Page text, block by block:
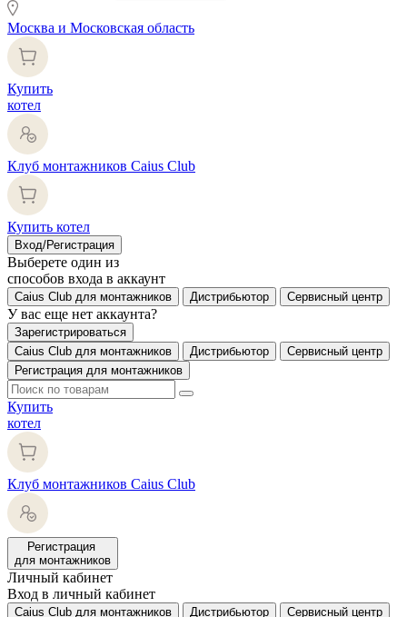
Москва и Московская область
Купить
котел
Клуб монтажников Caius Club
Купить котел
Вход/Регистрация
Выберете один из
способов входа в аккаунт
Caius Club для монтажников Дистрибьютор Сервисный центр
У вас еще нет аккаунта?
Зарегистрироваться
Caius Club для монтажников
Дистрибьютор
Сервисный центр
Регистрация для монтажников
Купить
котел
Клуб монтажников Caius Club
Регистрация
для монтажников
Личный кабинет
Вход в личный кабинет
Caius Club для монтажников Дистрибьютор Сервисный центр